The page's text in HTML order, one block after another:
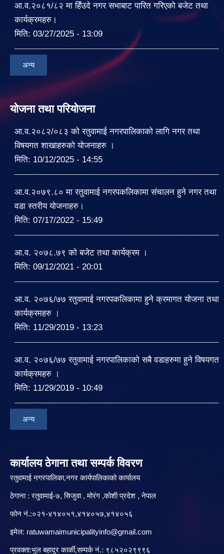
आ.व.२०८१/८२ मा हिँउदे नगर सभाबाट पारित गरिएको बजेट तथा
कार्यक्रमहरु।
मिति: 03/27/2025 - 13:09
अन्य
योजना तथा परियोजना
आ.व.२०८२/०८३ को रतुवामाई नगरपालिकाको लागि नगर तथा
विषयगत शाखाहरुको योजनाहरु ।
मिति: 10/12/2025 - 14:55
आ.व.२०७९.८० मा रतुवामाई नगरपकलिकामा संचालन हुने नगर तथा
वडा स्तरीय योजनाहरु।
मिति: 07/17/2022 - 15:49
आ.व. २०७८.७९ को बजेट तथा कार्यक्रम ।
मिति: 09/12/2021 - 20:01
आ.व. २०७६/७७ रतुवामाई नगरपकलिकामा हुने क्रमागत योजना तथा
कार्यक्रमहरु ।
मिति: 11/29/2019 - 13:23
आ.व. २०७६/७७ रतुवामाई नगरपालिकाको सबै वडाहरुमा हुने विषयगत
कार्यक्रमहरु ।
मिति: 11/29/2019 - 10:49
अन्य
कार्यालय ठेगाना तथा सम्पर्क विवरण
रतुवामाई नगरपालिका,नगर कार्यपालिकाको कार्यालय
ठेगाना : रतुवामाई-७, सिजुवा , मोरंग ,कोशी प्रदेश , नेपाल
फोन नं.:०२१-४१४०५१,४१४०५७,४१४०५६
इमेल: ratuwamaimunicipalityinfo@gmail.com
प्रवक्ता:भुल बहादुर कार्की,सम्पर्क नं.: ९८५२०२९९९६